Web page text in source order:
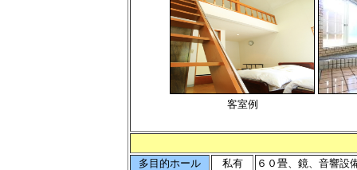
客室例
多目的ホール 私有
６０畳、鏡、音響設